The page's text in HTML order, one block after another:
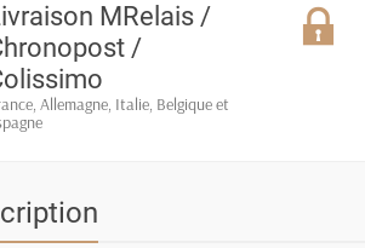
MRelais /
/
Allemagne, Italie, Belgique et